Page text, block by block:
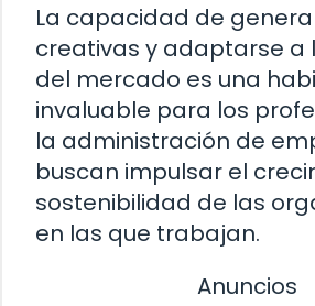
La capacidad de
creativas y adaptarse a
del mercado es una
invaluable para los
la administración de
buscan impulsar el
sostenibilidad de las
en las que trabajan.
Anuncios